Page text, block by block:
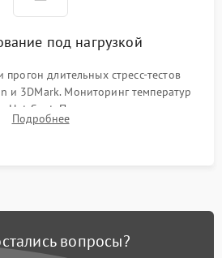
под нагрузкой
прогон длительных стресс-тестов
и 3DMark. Мониторинг температур
Hot Spot. Проверка на отсутствие
вылетов драйвера и зависаний.
Подробнее
вопросы?